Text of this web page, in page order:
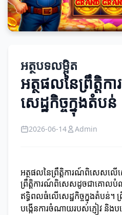
អត្ថបទលម្អិត
អត្ថផលនៃព្រឹត្តិ
សេដ្ឋកិច្ចក្នុងតំបន់
2026-06-14 Admin
អត្ថផលនៃព្រឹត្តិការណ៍ពិសេសលើស
ព្រឹត្តិការណ៍ពិសេសដូចជាគោលបំ
ឥទ្ធិពលធំលើសេដ្ឋកិច្ចក្នុងតំបន់។
បង្កើនការចំណាយរបស់ភ្ញៀវ និងប